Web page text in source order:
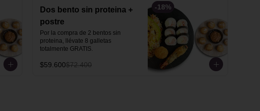
-18%
Dos bento sin proteina +
postre
Por la compra de 2 bentos sin
proteina, llévate 8 galletas
totalmente GRATIS.
$59.600$72.400